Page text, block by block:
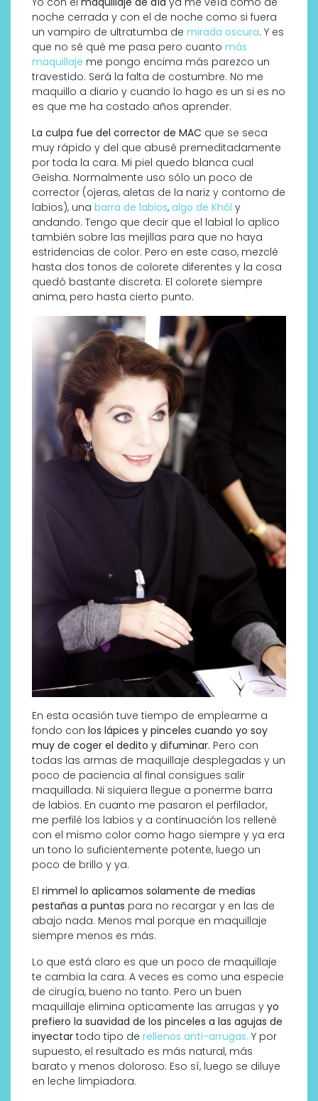
noche cerrada y con el de noche como si fuera
un vampiro de ultratumba de mirada oscura. Y es
que no sé qué me pasa pero cuanto más
maquillaje me pongo encima más parezco un
travestido. Será la falta de costumbre. No me
maquillo a diario y cuando lo hago es un si es no
es que me ha costado años aprender.
La culpa fue del corrector de MAC que se seca
muy rápido y del que abusé premeditadamente
por toda la cara. Mi piel quedo blanca cual
Geisha. Normalmente uso sólo un poco de
corrector (ojeras, aletas de la nariz y contorno de
labios), una barra de labios, algo de Khôl y
andando. Tengo que decir que el labial lo aplico
también sobre las mejillas para que no haya
estridencias de color. Pero en este caso, mezclé
hasta dos tonos de colorete diferentes y la cosa
quedó bastante discreta. El colorete siempre
anima, pero hasta cierto punto.
En esta ocasión tuve tiempo de emplearme a
fondo con los lápices y pinceles cuando yo soy
muy de coger el dedito y difuminar. Pero con
todas las armas de maquillaje desplegadas y un
poco de paciencia al final consigues salir
maquillada. Ni siquiera llegue a ponerme barra
de labios. En cuanto me pasaron el perfilador,
me perfilé los labios y a continuación los rellené
con el mismo color como hago siempre y ya era
un tono lo suficientemente potente, luego un
poco de brillo y ya.
El rimmel lo aplicamos solamente de medias
pestañas a puntas para no recargar y en las de
abajo nada. Menos mal porque en maquillaje
siempre menos es más.
Lo que está claro es que un poco de maquillaje
te cambia la cara. A veces es como una especie
de cirugía, bueno no tanto. Pero un buen
maquillaje elimina opticamente las arrugas y yo
prefiero la suavidad de los pinceles a las agujas de
inyectar todo tipo de rellenos anti-arrugas. Y por
supuesto, el resultado es más natural, más
barato y menos doloroso. Eso sí, luego se diluye
en leche limpiadora.